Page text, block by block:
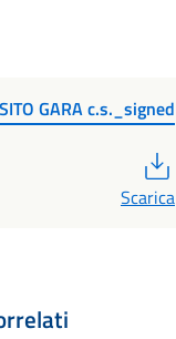
GARA c.s._signed
Scarica